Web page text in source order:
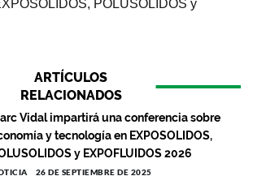
POLUSOLIDOS y
ARTÍCULOS
RELACIONADOS
Vidal impartirá una conferencia sobre
y tecnología en EXPOSOLIDOS,
y EXPOFLUIDOS 2026
26 DE SEPTIEMBRE DE 2025